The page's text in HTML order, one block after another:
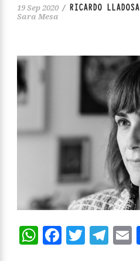
19 Sep 2020 / RICARDO LLADOSA
Sara Mesa
WhatsApp